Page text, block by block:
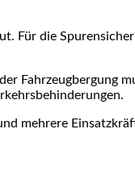
Für die
Fahrzeugbergung
mehrere